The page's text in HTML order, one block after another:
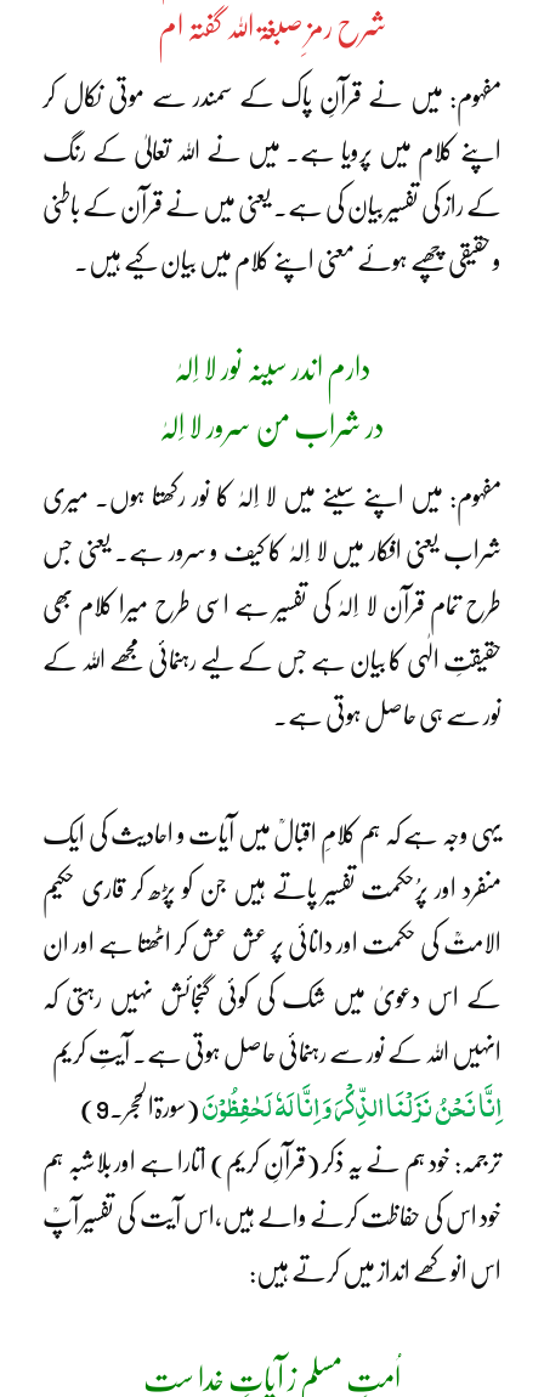
شرح رمزِ صبغۃ اللہ گفتہ ام
مفہوم: میں نے قرآنِ پاک کے سمندر سے موتی نکال کر
اپنے کلام میں پرویا ہے۔ میں نے اللہ تعالیٰ کے رنگ
کے راز کی تفسیر بیان کی ہے۔ یعنی میں نے قرآن کے باطنی
و حقیقی چھپے ہوئے معنی اپنے کلام میں بیان کیے ہیں۔
دارم اندر سینہ نور لا اِلہٰ
در شراب من سرور لا اِلہٰ
مفہوم: میں اپنے سینے میں لا اِلہٰ کا نور رکھتا ہوں۔ میری
شراب یعنی افکار میں لا اِلہٰ کا کیف و سرور ہے۔ یعنی جس
طرح تمام قرآن لا اِلہٰ کی تفسیر ہے اسی طرح میرا کلام بھی
حقیقتِ الٰہی کا بیان ہے جس کے لیے رہنمائی مجھے اللہ کے
نور سے ہی حاصل ہوتی ہے۔
یہی وجہ ہے کہ ہم کلامِ اقبالؒ میں آیات و احادیث کی ایک
منفرد اور پرُحکمت تفسیر پاتے ہیں جن کو پڑھ کر قاری حکیم
الامتؒ کی حکمت اور دانائی پر عش عش کر اٹھتا ہے اور ان
کے اس دعویٰ میں شک کی کوئی گنجائش نہیں رہتی کہ
انہیں اللہ کے نور سے رہنمائی حاصل ہوتی ہے۔ آیتِ کریم
اِنَّا نَحْنُ نَزَلْنَا الذِّکْرَ وَ اِنَّا لَہٗ لَحٰفِظُوْنَ (سورۃالحجر۔9)
ترجمہ: خود ہم نے یہ ذکر (قرآنِ کریم) اتارا ہے اور بلاشبہ ہم
خود اس کی حفاظت کرنے والے ہیں،اس آیت کی تفسیر آپؒ
اس انوکھے انداز میں کرتے ہیں:
اُمتِ مسلم ز آیاتِ خدا ست